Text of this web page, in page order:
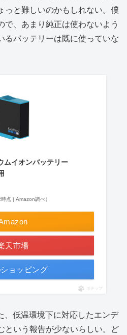
っと難しいのかもしれない。僕
で、あまり純正は使わないよう
るバッテリーは既に使っていな
ムイオンバッテリー
点 | Amazon調べ）
天市場
ョッピング
ポチップ
、低温環境下に対応したエンデ
という報告が少ないらしい。ど